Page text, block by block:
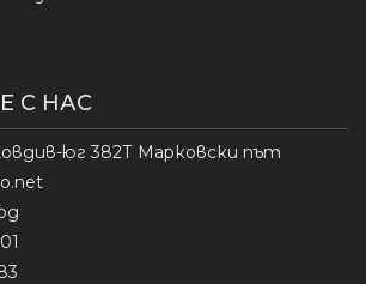
С НАС
юг 382Т Марковски път